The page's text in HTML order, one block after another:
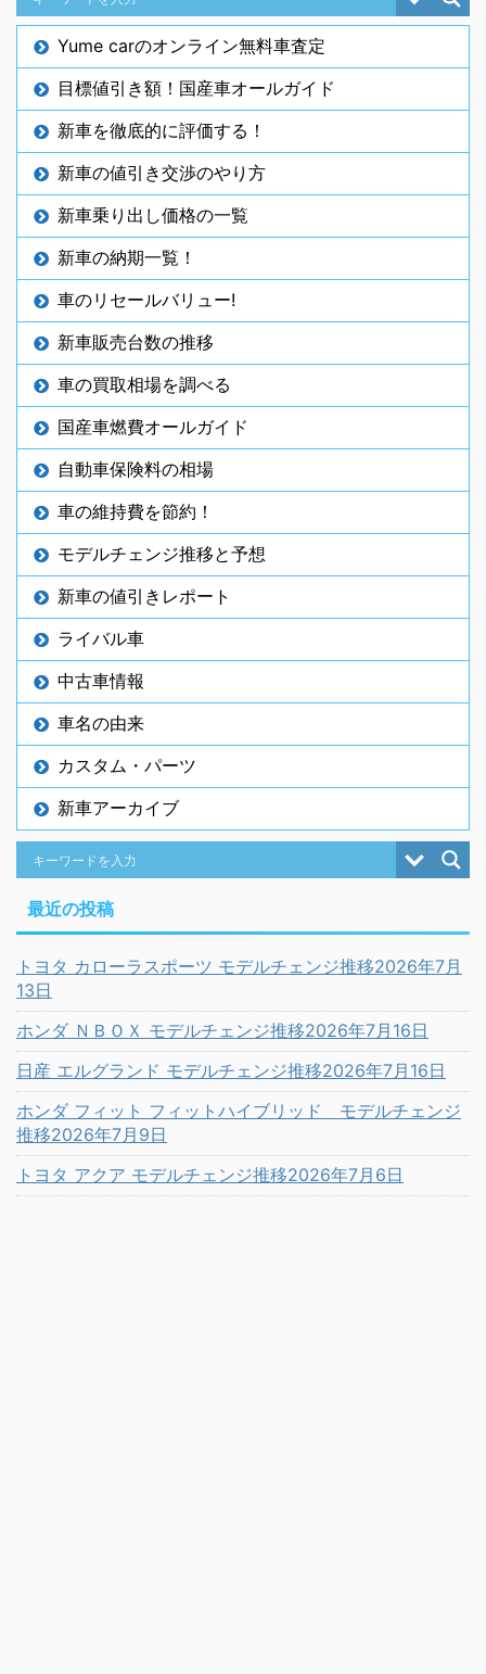
Yume carのオンライン無料車査定
目標値引き額！国産車オールガイド
新車を徹底的に評価する！
新車の値引き交渉のやり方
新車乗り出し価格の一覧
新車の納期一覧！
車のリセールバリュー!
新車販売台数の推移
車の買取相場を調べる
国産車燃費オールガイド
自動車保険料の相場
車の維持費を節約！
モデルチェンジ推移と予想
新車の値引きレポート
ライバル車
中古車情報
車名の由来
カスタム・パーツ
新車アーカイブ
最近の投稿
トヨタ カローラスポーツ モデルチェンジ推移2026年7月
13日
ホンダ ＮＢＯＸ モデルチェンジ推移2026年7月16日
日産 エルグランド モデルチェンジ推移2026年7月16日
ホンダ フィット フィットハイブリッド モデルチェンジ
推移2026年7月9日
トヨタ アクア モデルチェンジ推移2026年7月6日